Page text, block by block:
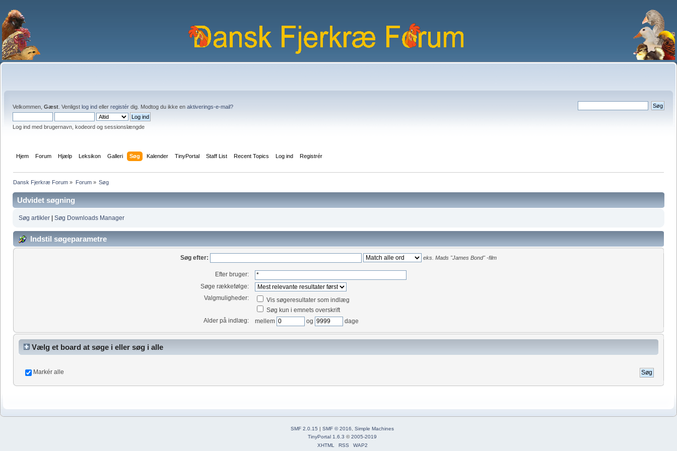
Velkommen, Gæst . Venligst log ind eller registér dig. Modtog du ikke en aktiverings-e-mail?
Log ind med brugernavn, kodeord og sessionslængde
Hjem Forum Hjælp Leksikon Galleri Søg Kalender TinyPortal Staff List Recent Topics Log ind Registrér
Dansk Fjerkræ Forum » Forum» Søg
Udvidet søgning
Søg artikler |Søg Downloads Manager
Indstil søgeparametre
Søg efter: eks. Mads "James Bond" -film
Efter bruger:
Søge rækkefølge:
Valgmuligheder:
Vis søgeresultater som indlæg
Søg kun i emnets overskrift
Alder på indlæg:
mellem og dage
Vælg et board at søge i eller søg i alle
Markér alle
SMF 2.0.15 | SMF © 2016
Simple Machines
TinyPortal 1.6.3 ©2005-2019
XHTML
RSS WAP2